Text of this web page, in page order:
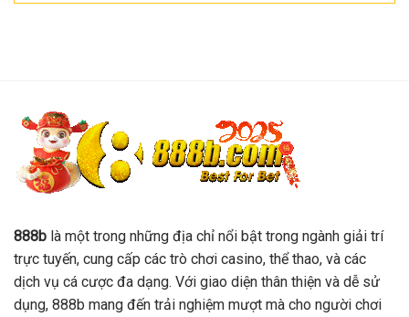
888b là một trong những địa chỉ nổi bật trong ngành giải trí
trực tuyến, cung cấp các trò chơi casino, thể thao, và các
dịch vụ cá cược đa dạng. Với giao diện thân thiện và dễ sử
dụng, 888b mang đến trải nghiệm mượt mà cho người chơi